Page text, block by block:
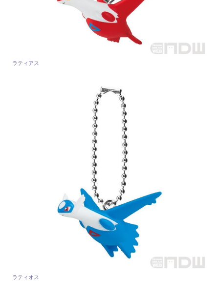
ラティアス
ラティオス